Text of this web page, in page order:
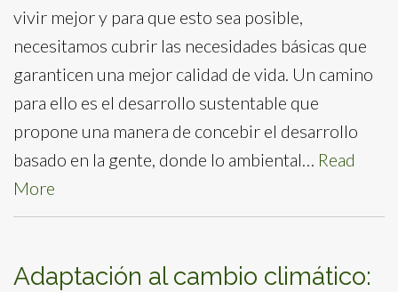
vivir mejor y para que esto sea posible,
necesitamos cubrir las necesidades básicas que
garanticen una mejor calidad de vida. Un camino
para ello es el desarrollo sustentable que
propone una manera de concebir el desarrollo
basado en la gente, donde lo ambiental… Read
More
Adaptación al cambio climático: